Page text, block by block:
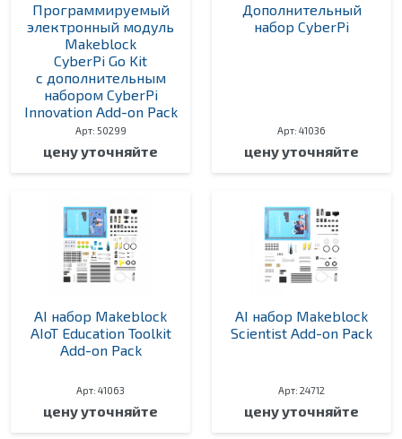
Программируемый
электронный модуль
Makeblock
CyberPi Go Kit
с дополнительным
набором CyberPi
Innovation Add-on Pack
Арт: 50299
цену уточняйте
Дополнительный
набор CyberPi
Арт: 41036
цену уточняйте
AI набор Makeblock
AIoT Education Toolkit
Add-on Pack
Арт: 41063
цену уточняйте
AI набор Makeblock
Scientist Add-on Pack
Арт: 24712
цену уточняйте